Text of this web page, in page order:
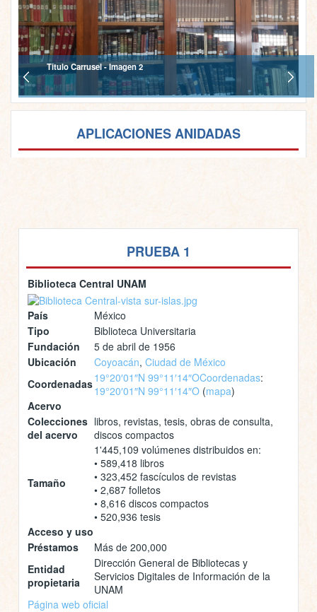
Titulo Carrusel - Imagen 2
APLICACIONES ANIDADAS
PRUEBA 1
Biblioteca Central UNAM
País
México
Tipo
Biblioteca Universitaria
Fundación
5 de abril de 1956
Ubicación
Coyoacán, Ciudad de México
Coordenadas19°20′01″N 99°11′14″OCoordenadas:
19°20′01″N 99°11′14″O (mapa)
Acervo
Colecciones
del acervo
libros, revistas, tesis, obras de consulta,
discos compactos
Tamaño
1'445,109 volúmenes distribuidos en:
• 589,418 libros
• 323,452 fascículos de revistas
• 2,687 folletos
• 8,616 discos compactos
• 520,936 tesis
Acceso y uso
Préstamos
Más de 200,000
Entidad
propietaria
Dirección General de Bibliotecas y
Servicios Digitales de Información de la
UNAM
Página web oficial